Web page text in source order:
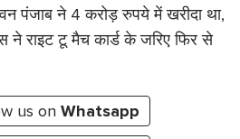
पंजाब ने 4 करोड़ रुपये में खरीदा था,
ने राइट टू मैच कार्ड के जरिए फिर से
us on Whatsapp